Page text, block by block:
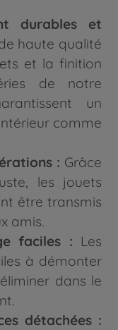
durables et
haute qualité
et la finition
de notre
un
comme
: Grâce
les jouets
être transmis
amis.
faciles : Les
à démonter
dans le
détachées :